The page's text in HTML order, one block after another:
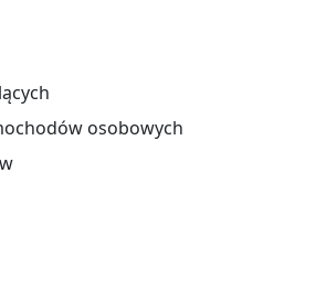
osobowych